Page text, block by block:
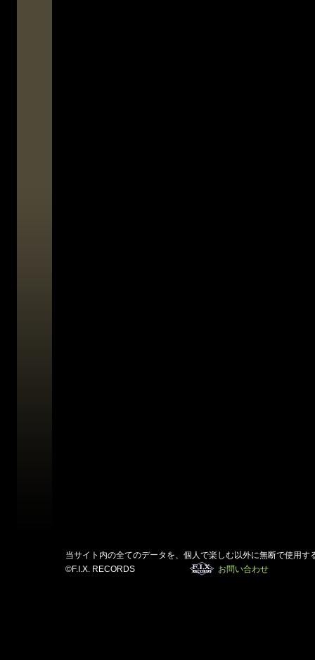
当サイト内の全てのデータを、個人で楽しむ以外に無断で使用す
©F.I.X. RECORDS
お問い合わせ